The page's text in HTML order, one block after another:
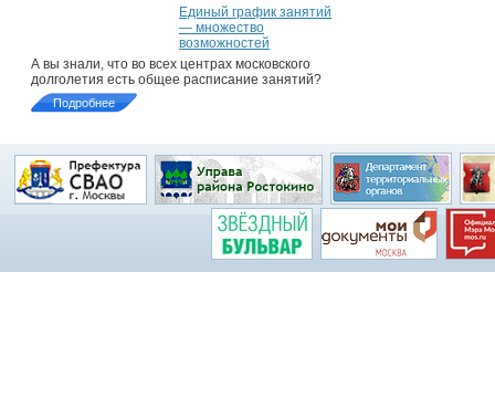
Единый график занятий
— множество
возможностей
А вы знали, что во всех центрах московского
долголетия есть общее расписание занятий?
Подробнее